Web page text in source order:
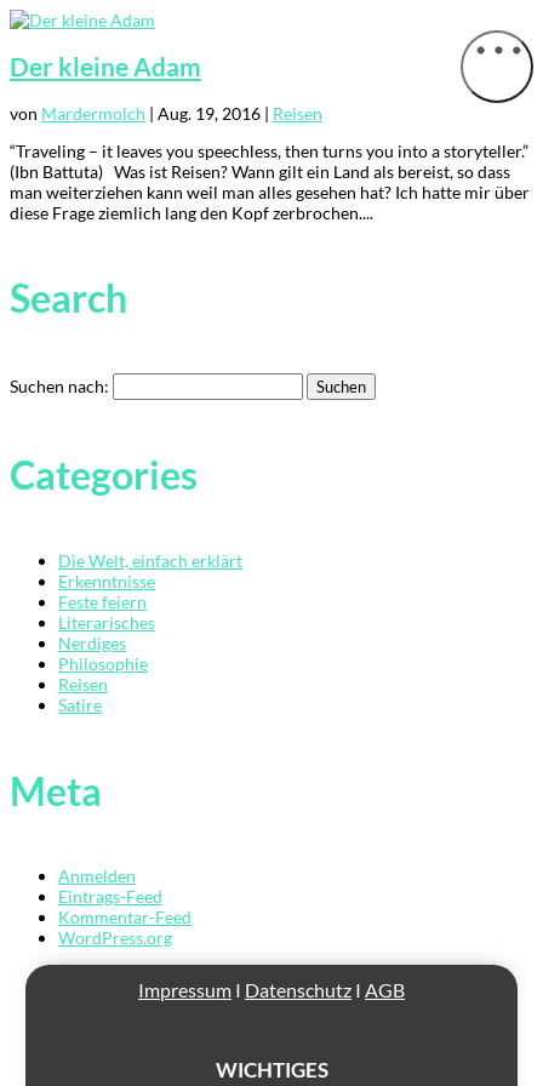
Reisen
Literarisches
Der kleine Adam
von Mardermolch | Aug. 19, 2016 | Reisen
“Traveling – it leaves you speechless, then turns you into a storyteller.”
(Ibn Battuta) Was ist Reisen? Wann gilt ein Land als bereist, so dass
man weiterziehen kann weil man alles gesehen hat? Ich hatte mir über
diese Frage ziemlich lang den Kopf zerbrochen....
Search
Suchen nach:
Categories
Die Welt, einfach erklärt
Erkenntnisse
Feste feiern
Literarisches
Nerdiges
Philosophie
Reisen
Satire
Meta
Anmelden
Eintrags-Feed
Kommentar-Feed
WordPress.org
Impressum I Datenschutz I AGB
WICHTIGES